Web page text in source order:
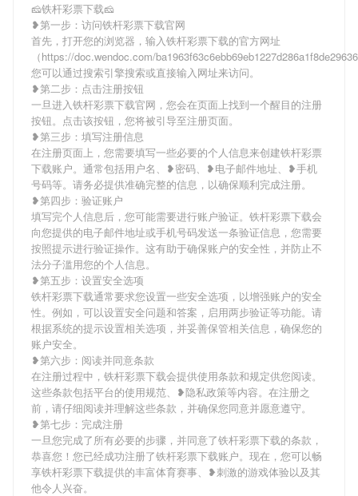
🧀铁杆彩票下载🧀
❥第一步：访问铁杆彩票下载官网
首先，打开您的浏览器，输入铁杆彩票下载的官方网址
（https://doc.wendoc.com/
您可以通过搜索引擎搜索或直接输入网址来访问。
❥第二步：点击注册按钮
一旦进入铁杆彩票下载官网，您会在页面上找到一个醒目的注册
按钮。点击该按钮，您将被引导至注册页面。
❥第三步：填写注册信息
在注册页面上，您需要填写一些必要的个人信息来创建铁杆彩票
下载账户。通常包括用户名、❥密码、❥电子邮件地址、❥手机
号码等。请务必提供准确完整的信息，以确保顺利完成注册。
❥第四步：验证账户
填写完个人信息后，您可能需要进行账户验证。铁杆彩票下载会
向您提供的电子邮件地址或手机号码发送一条验证信息，您需要
按照提示进行验证操作。这有助于确保账户的安全性，并防止不
法分子滥用您的个人信息。
❥第五步：设置安全选项
铁杆彩票下载通常要求您设置一些安全选项，以增强账户的安全
性。例如，可以设置安全问题和答案，启用两步验证等功能。请
根据系统的提示设置相关选项，并妥善保管相关信息，确保您的
账户安全。
❥第六步：阅读并同意条款
在注册过程中，铁杆彩票下载会提供使用条款和规定供您阅读。
这些条款包括平台的使用规范、❥隐私政策等内容。在注册之
前，请仔细阅读并理解这些条款，并确保您同意并愿意遵守。
❥第七步：完成注册
一旦您完成了所有必要的步骤，并同意了铁杆彩票下载的条款，
恭喜您！您已经成功注册了铁杆彩票下载账户。现在，您可以畅
享铁杆彩票下载提供的丰富体育赛事、❥刺激的游戏体验以及其
他令人兴奋。